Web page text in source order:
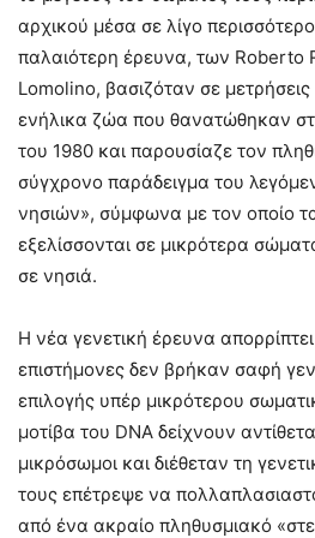
αρχικού μέσα σε λίγο
παλαιότερη έρευνα, των Roberto
Lomolino, βασιζόταν σε
ενήλικα ζώα που θανατώθηκαν
του 1980 και παρουσίαζε τον
σύγχρονο παράδειγμα του
νησιών», σύμφωνα με τον οποίο
εξελίσσονται σε μικρότερα
σε νησιά.
Η νέα γενετική έρευνα
επιστήμονες δεν βρήκαν σαφή
επιλογής υπέρ μικρότερου
μοτίβα του DNA δείχνουν
μικρόσωμοι και διέθεταν τη
τους επέτρεψε να
από ένα ακραίο πληθυσμιακό